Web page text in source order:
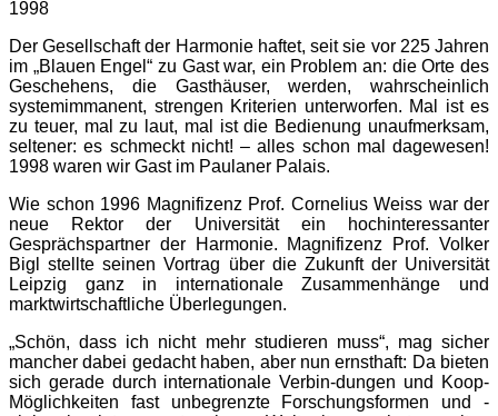
1998
Der Gesellschaft der Harmonie haftet, seit sie vor 225 Jahren
im „Blauen Engel“ zu Gast war, ein Problem an: die Orte des
Geschehens, die Gasthäuser, werden, wahrscheinlich
systemimmanent, strengen Kriterien unterworfen. Mal ist es
zu teuer, mal zu laut, mal ist die Bedienung unaufmerksam,
seltener: es schmeckt nicht! – alles schon mal dagewesen!
1998 waren wir Gast im Paulaner Palais.
Wie schon 1996 Magnifizenz Prof. Cornelius Weiss war der
neue Rektor der Universität ein hochinteressanter
Gesprächspartner der Harmonie. Magnifizenz Prof. Volker
Bigl stellte seinen Vortrag über die Zukunft der Universität
Leipzig ganz in internationale Zu­sammenhänge und
marktwirtschaftliche Überlegungen.
„Schön, dass ich nicht mehr studieren muss“, mag sicher
mancher dabei gedacht haben, aber nun ernsthaft: Da bieten
sich gerade durch internationale Verbin-dungen und Koop-
Möglichkeiten fast unbegrenzte Forschungsformen und -